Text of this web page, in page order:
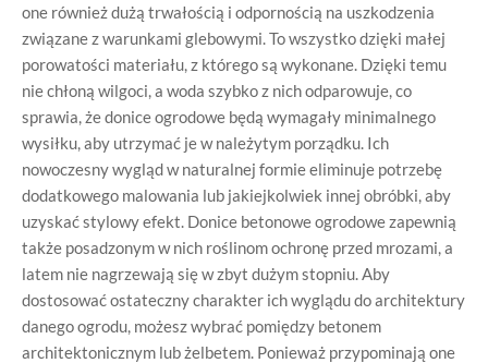
one również dużą trwałością i odpornością na uszkodzenia
związane z warunkami glebowymi. To wszystko dzięki małej
porowatości materiału, z którego są wykonane. Dzięki temu
nie chłoną wilgoci, a woda szybko z nich odparowuje, co
sprawia, że donice ogrodowe będą wymagały minimalnego
wysiłku, aby utrzymać je w należytym porządku. Ich
nowoczesny wygląd w naturalnej formie eliminuje potrzebę
dodatkowego malowania lub jakiejkolwiek innej obróbki, aby
uzyskać stylowy efekt. Donice betonowe ogrodowe zapewnią
także posadzonym w nich roślinom ochronę przed mrozami, a
latem nie nagrzewają się w zbyt dużym stopniu. Aby
dostosować ostateczny charakter ich wyglądu do architektury
danego ogrodu, możesz wybrać pomiędzy betonem
architektonicznym lub żelbetem. Ponieważ przypominają one